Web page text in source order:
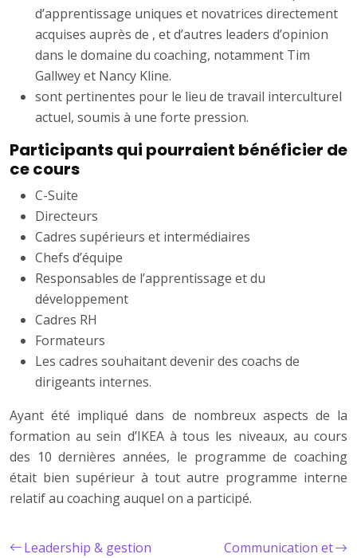
d’apprentissage uniques et novatrices directement
acquises auprès de , et d’autres leaders d’opinion
dans le domaine du coaching, notamment Tim
Gallwey et Nancy Kline.
sont pertinentes pour le lieu de travail interculturel
actuel, soumis à une forte pression.
Participants qui pourraient bénéficier de
ce cours
C-Suite
Directeurs
Cadres supérieurs et intermédiaires
Chefs d’équipe
Responsables de l’apprentissage et du
développement
Cadres RH
Formateurs
Les cadres souhaitant devenir des coachs de
dirigeants internes.
Ayant été impliqué dans de nombreux aspects de la
formation au sein d’IKEA à tous les niveaux, au cours
des 10 dernières années, le programme de coaching
était bien supérieur à tout autre programme interne
relatif au coaching auquel on a participé.
Leadership & gestion
Communication et